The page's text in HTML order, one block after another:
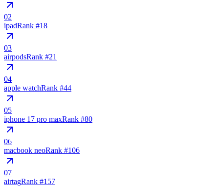
02
ipadRank #18
03
airpodsRank #21
04
apple watchRank #44
05
iphone 17 pro maxRank #80
06
macbook neoRank #106
07
airtagRank #157